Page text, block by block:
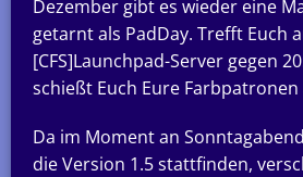
Dezember gibt es wieder eine
getarnt als PadDay. Trefft Euch
[CFS]Launchpad-Server gegen
schießt Euch Eure Farbpatronen
Da im Moment an
die Version 1.5 stattfinden,